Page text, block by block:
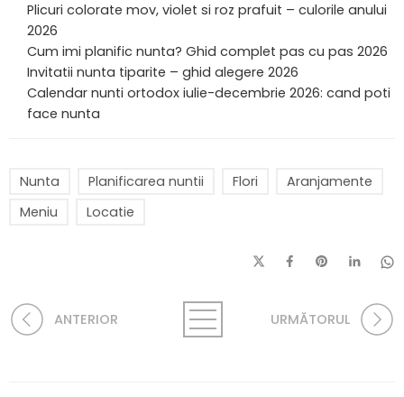
Plicuri colorate mov, violet si roz prafuit – culorile anului
2026
Cum imi planific nunta? Ghid complet pas cu pas 2026
Invitatii nunta tiparite – ghid alegere 2026
Calendar nunti ortodox iulie-decembrie 2026: cand poti
face nunta
Nunta Planificarea nuntii Flori
Aranjamente
Meniu
Locatie
ANTERIOR URMĂTORUL